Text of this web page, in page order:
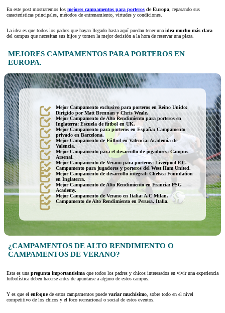
En este post mostraremos los mejores campamentos para porteros de Europa , repasando sus
características principales, métodos de entrenamiento, virtudes y condiciones.
La idea es que todos los padres que hayan llegado hasta aquí puedan tener una idea mucho más clara
del campus que necesitan sus hijos y tomen la mejor decisión a la hora de reservar una plaza.
MEJORES CAMPAMENTOS PARA PORTEROS EN
EUROPA.
Mejor Campamento exclusivo para porteros en Reino Unido:
Dirigido por Matt Brennan y Chris Weale.
Mejor Campamento de Alto Rendimiento para porteros en
Inglaterra: Escuela de fútbol en UK.
Mejor Campamento para porteros en España: Campamento
privado en Barcelona.
Mejor Campamento de Fútbol en Valencia: Academia de
Valencia.
Mejor Campamento para el desarrollo de jugadores: Campus
Arsenal.
Mejor Campamento de Verano para porteros: Liverpool F.C.
Campamento para jugadores y porteros del West Ham United.
Mejor Campamento de desarrollo integral: Chelsea Foundation
en Inglaterra.
Mejor Campamento de Alto Rendimiento en Francia: PSG
Academy.
Mejor Campamento de Verano en Italia: A.C Milan.
Campamento de Alto Rendimiento en Perusa, Italia.
¿CAMPAMENTOS DE ALTO RENDIMIENTO O
CAMPAMENTOS DE VERANO?
Esta es una pregunta importantísima que todos los padres y chicos interesados en vivir una experiencia
futbolística deben hacerse antes de apuntarse a alguno de estos campus.
Y es que el enfoquede estos campamentos puede variar muchísimo , sobre todo en el nivel
competitivo de los chicos y el foco recreacional o social de estos eventos.